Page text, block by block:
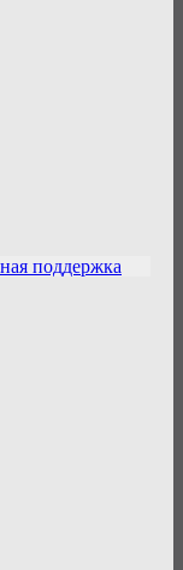
поддержка